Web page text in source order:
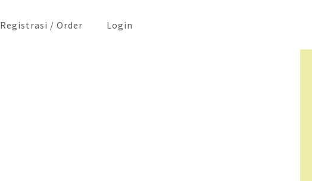
Registrasi / Order Login